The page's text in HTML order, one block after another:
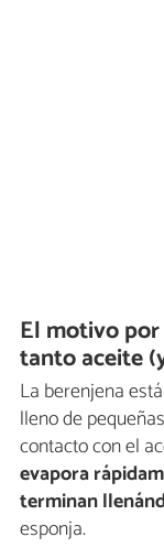
El motivo
tanto aceite
La berenjena
lleno de
contacto con el
evapora
terminan
esponja.